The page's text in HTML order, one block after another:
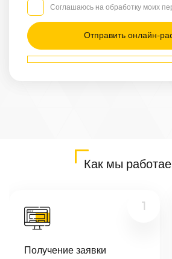
Грузовой
Другое
средство
Седан
/
Маршрут
Курск —
минут наш
Соглашаюсь на обработку моих
Как мы
1
Получение заявки